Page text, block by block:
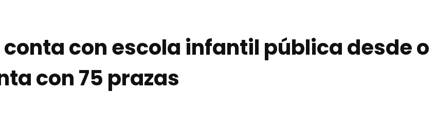
con escola infantil pública desde o
con 75 prazas